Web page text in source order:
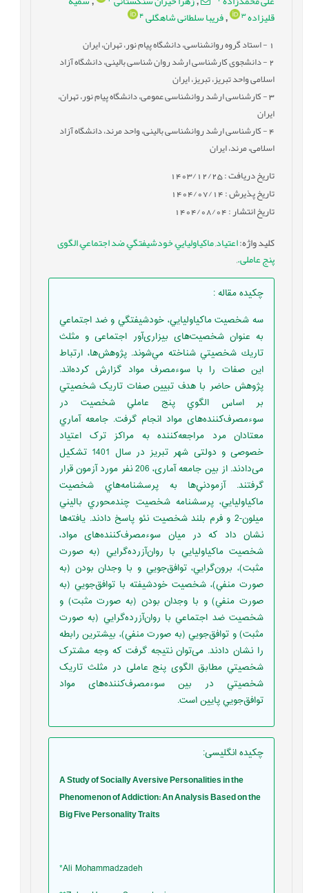
قلیزاده3
,فریبا سلطانی شاهگلی 4
- استاد گروه روانشناسی، دانشگاه پیام نور، تهران، ایران
2- دانشجوی کارشناسی ارشد روان شناسی بالینی، دانشگاه آزاد
اسلامی واحد تبریز، تبریز، ایران
3- کارشناسی ارشد روانشناسی عمومی، دانشگاه پیام نور، تهران،
ایران
4- کارشناسی ارشد روانشناسی بالینی، واحد مرند، دانشگاه آزاد
اسلامی، مرند، ایران
تاریخ دریافت : 1403/12/25
تاریخ پذیرش : 1404/07/14
تاریخ انتشار : 1404/08/04
کلید واژه:اعتیاد,ماکياوليايي,خودشيفتگي,ضد اجتماعي,الگوی
پنج عاملی.,
چکیده مقاله:
سه شخصيت ماکياوليايي، خودشيفتگي و ضد اجتماعي
به ‌عنوان شخصیت‌های بیزاری‌آور اجتماعی و مثلث
تاريك شخصيتي شناخته مي‌شوند. پژوهش‌ها، ارتباط
این صفات را با سوءمصرف مواد گزارش کرده‌اند.
پژوهش حاضر با هدف تبیین صفات تاريک شخصيتي
بر اساس الگوي پنج عاملي شخصيت در
سوءمصرف‌کننده‌های مواد انجام گرفت. جامعه آماري
معتادان مرد مراجعه‌کننده به مراکز ترک اعتیاد
خصوصی و دولتی شهر تبریز در سال 1401 تشکیل
می‌دادند. از بین جامعه آماری، 206 نفر مورد آزمون قرار
گرفتند. آزمودني‌ها به پرسشنامه‌هاي شخصيت
ماکياوليايي، پرسشنامه شخصيت چند‌محوري باليني
ميلون-2 و فرم بلند شخصيت نئو پاسخ دادند. یافته‌ها
نشان داد که در میان سوءمصرف‌کننده‌های مواد،
شخصيت ماکياوليايي با روان‌آزرده‌گرايي (به‌ صورت
مثبت)، برون‌گرايي، توافق‌جويي و با وجدان بودن (به‌
صورت منفي)، شخصيت خودشيفته با توافق‌جويي (به‌
صورت منفي) و با وجدان بودن (به‌ صورت مثبت) و
شخصيت ضد اجتماعي با روان‌آزرده‌گرايي (به‌ صورت
مثبت) و توافق‌جويي (به ‌صورت منفي)، بيشترين رابطه
را نشان دادند. می‌توان نتیجه گرفت که وجه مشترک
شخصيتي مطابق الگوی پنج عاملی در مثلث تاريک
شخصيتي در بین سوءمصرف‌کننده‌های مواد
توافق‌جويي پايين است.
چکیده انگلیسی:
A Study of Socially Aversive Personalities in the
Phenomenon of Addiction: An Analysis Based on the
Big Five Personality Traits
Ali Mohammadzadeh
*